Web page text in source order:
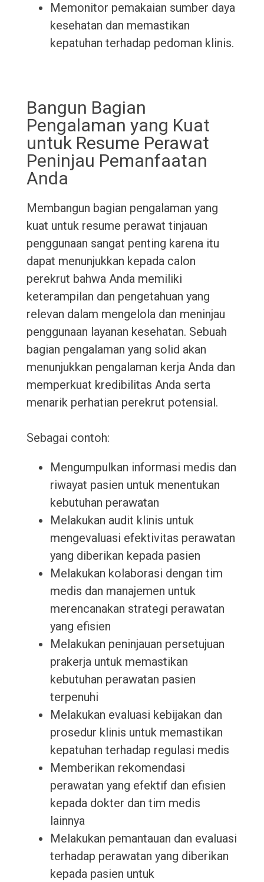
Memonitor pemakaian sumber daya
kesehatan dan memastikan
kepatuhan terhadap pedoman klinis.
Bangun Bagian
Pengalaman yang Kuat
untuk Resume Perawat
Peninjau Pemanfaatan
Anda
Membangun bagian pengalaman yang
kuat untuk resume perawat tinjauan
penggunaan sangat penting karena itu
dapat menunjukkan kepada calon
perekrut bahwa Anda memiliki
keterampilan dan pengetahuan yang
relevan dalam mengelola dan meninjau
penggunaan layanan kesehatan. Sebuah
bagian pengalaman yang solid akan
menunjukkan pengalaman kerja Anda dan
memperkuat kredibilitas Anda serta
menarik perhatian perekrut potensial.
Sebagai contoh:
Mengumpulkan informasi medis dan
riwayat pasien untuk menentukan
kebutuhan perawatan
Melakukan audit klinis untuk
mengevaluasi efektivitas perawatan
yang diberikan kepada pasien
Melakukan kolaborasi dengan tim
medis dan manajemen untuk
merencanakan strategi perawatan
yang efisien
Melakukan peninjauan persetujuan
prakerja untuk memastikan
kebutuhan perawatan pasien
terpenuhi
Melakukan evaluasi kebijakan dan
prosedur klinis untuk memastikan
kepatuhan terhadap regulasi medis
Memberikan rekomendasi
perawatan yang efektif dan efisien
kepada dokter dan tim medis
lainnya
Melakukan pemantauan dan evaluasi
terhadap perawatan yang diberikan
kepada pasien untuk